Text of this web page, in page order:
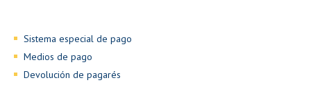
Sistema especial de pago
Medios de pago
Devolución de pagarés